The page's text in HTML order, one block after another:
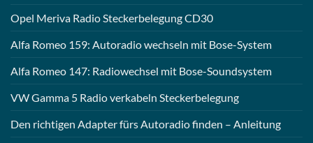
Opel Meriva Radio Steckerbelegung CD30
Alfa Romeo 159: Autoradio wechseln mit Bose-System
Alfa Romeo 147: Radiowechsel mit Bose-Soundsystem
VW Gamma 5 Radio verkabeln Steckerbelegung
Den richtigen Adapter fürs Autoradio finden – Anleitung